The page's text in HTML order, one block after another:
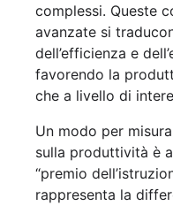
complessi. Queste
avanzate si
dell’efficienza e
favorendo la
che a livello di
Un modo per
sulla produttività è
“premio
rappresenta la